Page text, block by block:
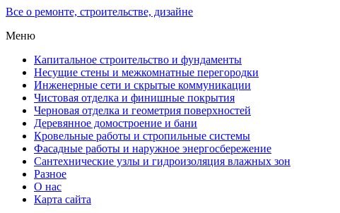
Все о ремонте, строительстве, дизайне
Меню
Капитальное строительство и фундаменты
Несущие стены и межкомнатные перегородки
Инженерные сети и скрытые коммуникации
Чистовая отделка и финишные покрытия
Черновая отделка и геометрия поверхностей
Деревянное домостроение и бани
Кровельные работы и стропильные системы
Фасадные работы и наружное энергосбережение
Сантехнические узлы и гидроизоляция влажных зон
Разное
О нас
Карта сайта